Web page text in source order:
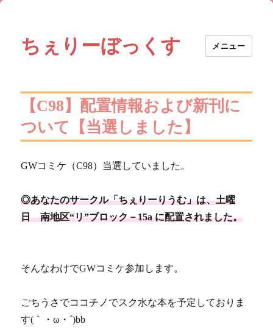
ちぇりーぼっくす メニュー
【C98】配置情報および新刊に
ついて【当選しました】
GWコミケ（C98）当選していました。
◎あなたのサークル「ちぇりーりうむ」は、土曜
日 南地区“リ”ブロック－15a に配置されました。
そんなわけでGWコミケ参加します。
ごちうさでココチノでスク水な本を予定しておりま
す(｀・ω・´)bb